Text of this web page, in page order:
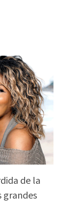
de la
grandes